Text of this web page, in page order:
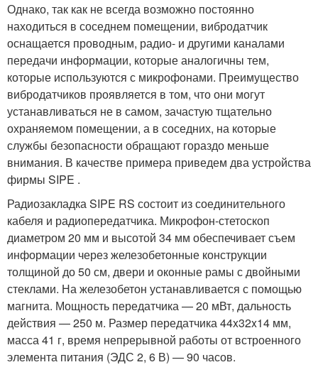
Однако, так как не всегда возможно постоянно
находиться в соседнем помещении, вибродатчик
оснащается проводным, радио- и другими каналами
передачи информации, которые аналогичны тем,
которые используются с микрофонами. Преимущество
вибродатчиков проявляется в том, что они могут
устанавливаться не в самом, зачастую тщательно
охраняемом помещении, а в соседних, на которые
службы безопасности обращают гораздо меньше
внимания. В качестве примера приведем два устройства
фирмы SIPE .
Радиозакладка SIPE RS состоит из соединительного
кабеля и радиопередатчика. Микрофон-стетоскоп
диаметром 20 мм и высотой 34 мм обеспечивает съем
информации через железобетонные конструкции
толщиной до 50 см, двери и оконные рамы с двойными
стеклами. На железобетон устанавливается с помощью
магнита. Мощность передатчика — 20 мВт, дальность
действия — 250 м. Размер передатчика 44x32x14 мм,
масса 41 г, время непрерывной работы от встроенного
элемента питания (ЭДС 2, 6 В) — 90 часов.